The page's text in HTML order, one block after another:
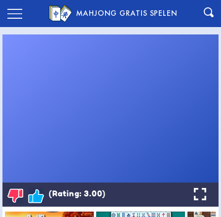
MAHJONG GRATIS SPELEN
(Rating: 3.00)